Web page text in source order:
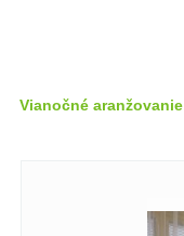
Vianočné aranžovanie